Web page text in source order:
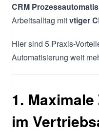
CRM
Arbeitsalltag mitvtiger
Hier sind 5 Praxis-
Automatisierung weit
1.
im